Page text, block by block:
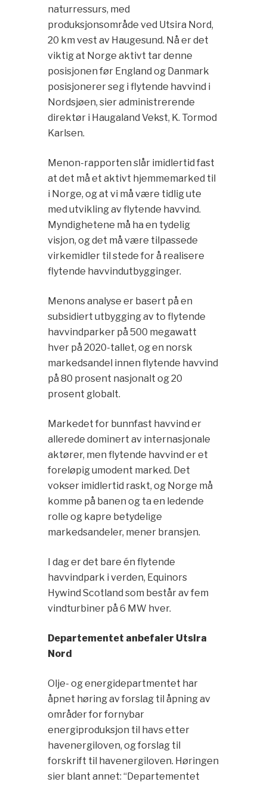
naturressurs, med
produksjonsområde ved Utsira Nord,
20 km vest av Haugesund. Nå er det
viktig at Norge aktivt tar denne
posisjonen før England og Danmark
posisjonerer seg i flytende havvind i
Nordsjøen, sier administrerende
direktør i Haugaland Vekst, K. Tormod
Karlsen.
Menon-rapporten slår imidlertid fast
at det må et aktivt hjemmemarked til
i Norge, og at vi må være tidlig ute
med utvikling av flytende havvind.
Myndighetene må ha en tydelig
visjon, og det må være tilpassede
virkemidler til stede for å realisere
flytende havvindutbygginger.
Menons analyse er basert på en
subsidiert utbygging av to flytende
havvindparker på 500 megawatt
hver på 2020-tallet, og en norsk
markedsandel innen flytende havvind
på 80 prosent nasjonalt og 20
prosent globalt.
Markedet for bunnfast havvind er
allerede dominert av internasjonale
aktører, men flytende havvind er et
foreløpig umodent marked. Det
vokser imidlertid raskt, og Norge må
komme på banen og ta en ledende
rolle og kapre betydelige
markedsandeler, mener bransjen.
I dag er det bare én flytende
havvindpark i verden, Equinors
Hywind Scotland som består av fem
vindturbiner på 6 MW hver.
Departementet anbefaler Utsira
Nord
Olje- og energidepartmentet har
åpnet høring av forslag til åpning av
områder for fornybar
energiproduksjon til havs etter
havenergiloven, og forslag til
forskrift til havenergiloven. Høringen
sier blant annet: “Departementet